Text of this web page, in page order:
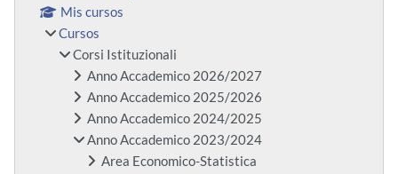
Mis cursos
Cursos
Corsi Istituzionali
Anno Accademico 2026/2027
Anno Accademico 2025/2026
Anno Accademico 2024/2025
Anno Accademico 2023/2024
Area Economico-Statistica